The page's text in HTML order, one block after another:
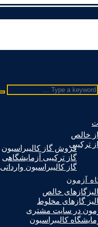
خالص
ترکیبیفروش گاز کالیبراسیون
گاز ترکیبی آزمایشگاهی
گاز کالیبراسیون وارداتی
آزمون
خالص
گازهای مخلوط
در سایت مشتری
کالیبراسیون